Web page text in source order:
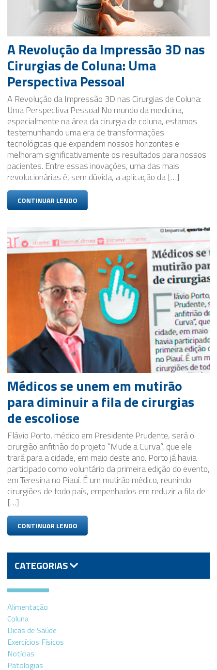
ME SIGA NAS REDES SOCIAIS
A Revolução da Impressão 3D nas
Cirurgias de Coluna: Uma
Perspectiva Pessoal
A Revolução da Impressão 3D nas Cirurgias de Coluna:
Uma Perspectiva Pessoal No mundo da medicina,
especialmente na área da cirurgia de coluna, estamos
testemunhando uma era de transformações
tecnológicas que expandem nossos horizontes e
melhoram significativamente os resultados para nossos
pacientes. Entre essas inovações, uma das mais
revolucionárias é, sem dúvida, a aplicação da […]
CONTINUAR LENDO
Médicos se unem em mutirão
para diminuir a fila de cirurgias
de escoliose
Flávio Porto, médico em Presidente Prudente, será o
cirurgião anfitrião do projeto “Mude a Curva”, que ele
trará para a cidade, em maio deste ano. Porto já havia
participado como voluntário da primeira edição do evento,
em Teresina no Piauí. É um mutirão médico, reunindo
cirurgiões de todo país, empenhados em reduzir a fila de
[…]
CONTINUAR LENDO
CATEGORIAS
Alimentação
Coluna
Dicas de Saúde
Exercícios Físicos
Notícias
Patologias